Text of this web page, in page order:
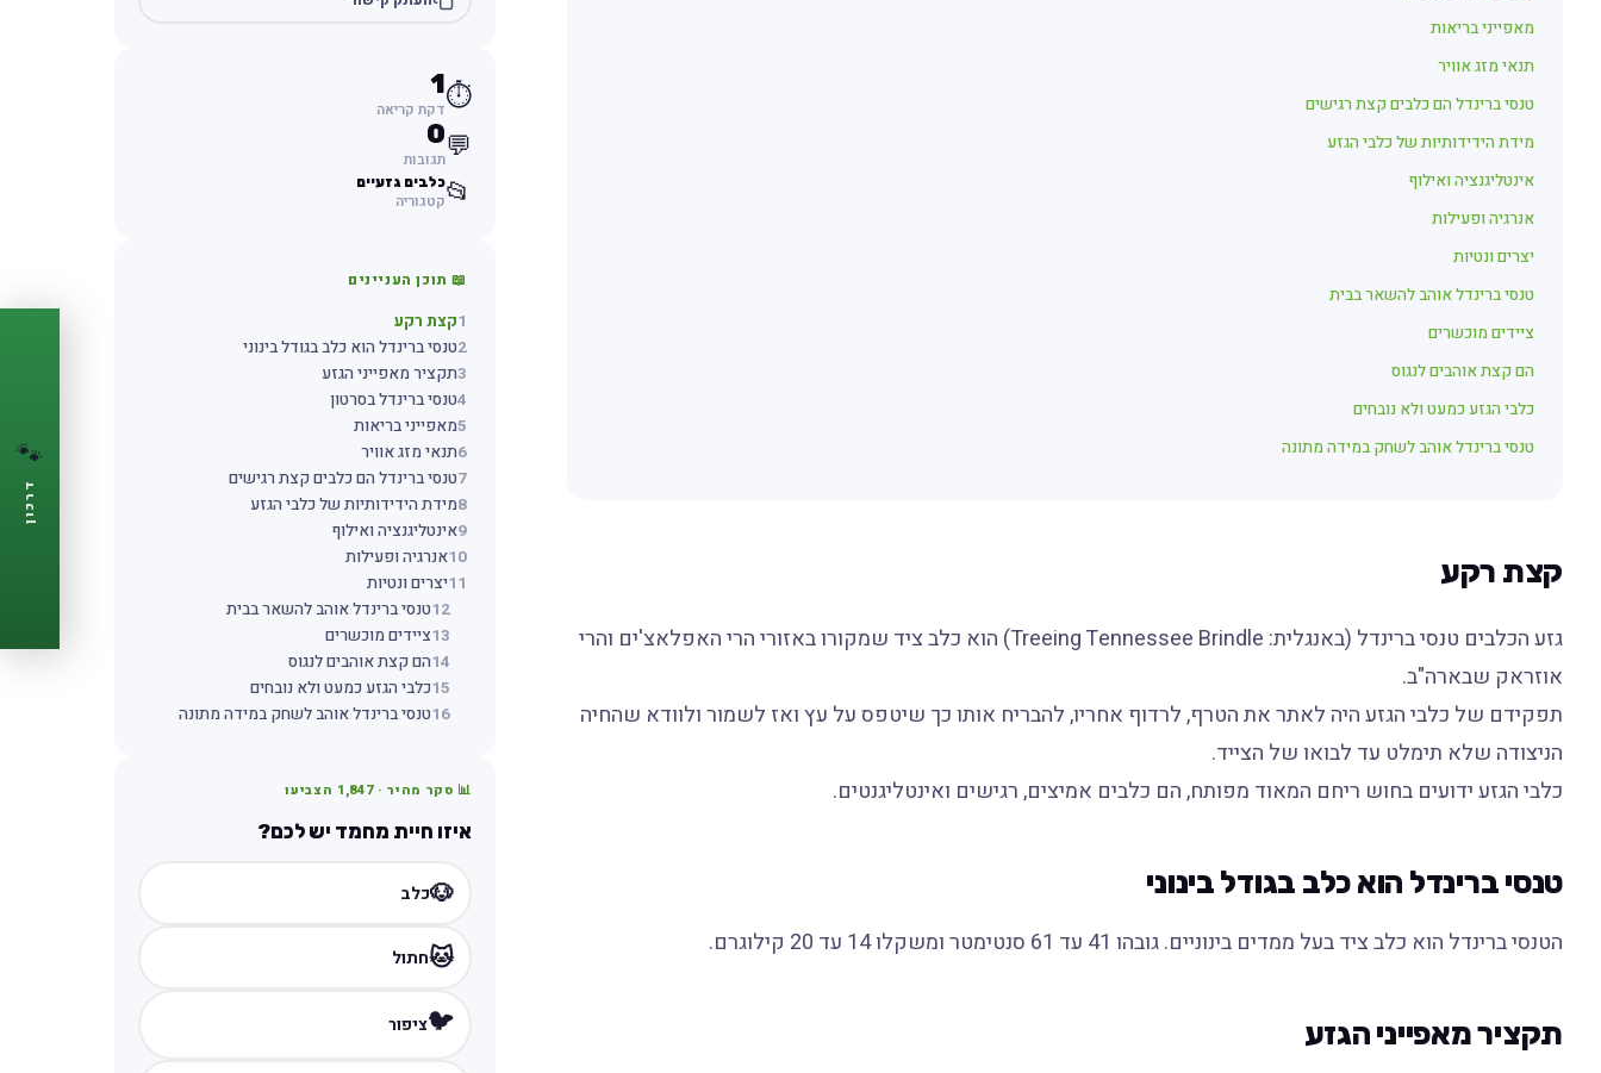
מאפייני בריאות
תנאי מזג אוויר
טנסי ברינדל הם כלבים קצת רגישים
מידת הידידותיות של כלבי הגזע
אינטליגנציה ואילוף
אנרגיה ופעילות
יצרים ונטיות
טנסי ברינדל אוהב להשאר בבית
ציידים מוכשרים
הם קצת אוהבים לנגוס
כלבי הגזע כמעט ולא נובחים
טנסי ברינדל אוהב לשחק במידה מתונה
קצת רקע
גזע הכלבים טנסי ברינדל (באנגלית: Treeing Tennessee Brindle) הוא כלב ציד שמקורו באזורי הרי האפלאצ'ים והרי
אוזראק שבארה"ב.
תפקידם של כלבי הגזע היה לאתר את הטרף, לרדוף אחריו, להבריח אותו כך שיטפס על עץ ואז לשמור ולוודא שהחיה
הניצודה שלא תימלט עד לבואו של הצייד.
כלבי הגזע ידועים בחוש ריחם המאוד מפותח, הם כלבים אמיצים, רגישים ואינטליגנטים.
טנסי ברינדל הוא כלב בגודל בינוני
הטנסי ברינדל הוא כלב ציד בעל ממדים בינוניים. גובהו 41 עד 61 סנטימטר ומשקלו 14 עד 20 קילוגרם.
תקציר מאפייני הגזע
⏱️
1
דקת קריאה
💬
0
תגובות
📂כלבים גזעיים
קטגוריה
📖 תוכן העניינים
1קצת רקע
2טנסי ברינדל הוא כלב בגודל בינוני
3תקציר מאפייני הגזע
4טנסי ברינדל בסרטון
5מאפייני בריאות
6תנאי מזג אוויר
7טנסי ברינדל הם כלבים קצת רגישים
8מידת הידידותיות של כלבי הגזע
9אינטליגנציה ואילוף
10אנרגיה ופעילות
11יצרים ונטיות
12טנסי ברינדל אוהב להשאר בבית
13ציידים מוכשרים
14הם קצת אוהבים לנגוס
15כלבי הגזע כמעט ולא נובחים
16טנסי ברינדל אוהב לשחק במידה מתונה
📊 סקר מהיר ·1,847 הצביעו
איזו חיית מחמד יש לכם?
🐶כלב
🐱חתול
🐦ציפור
🐾
דרכון
PASSPORT
💉מעקב חיסונים
🩺תזכורות ביקורת
צור דרכון עכשיו ←